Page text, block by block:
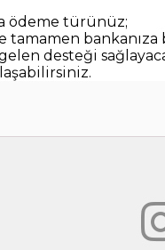
ödeme türünüz;
bankanıza
desteği